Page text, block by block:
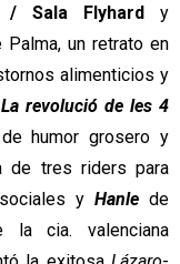
/ Sala Flyhard y
un retrato en
alimenticios y
La revolució de les 4
humor grosero y
de tres riders para
sociales y Hanle
la cia. valenciana